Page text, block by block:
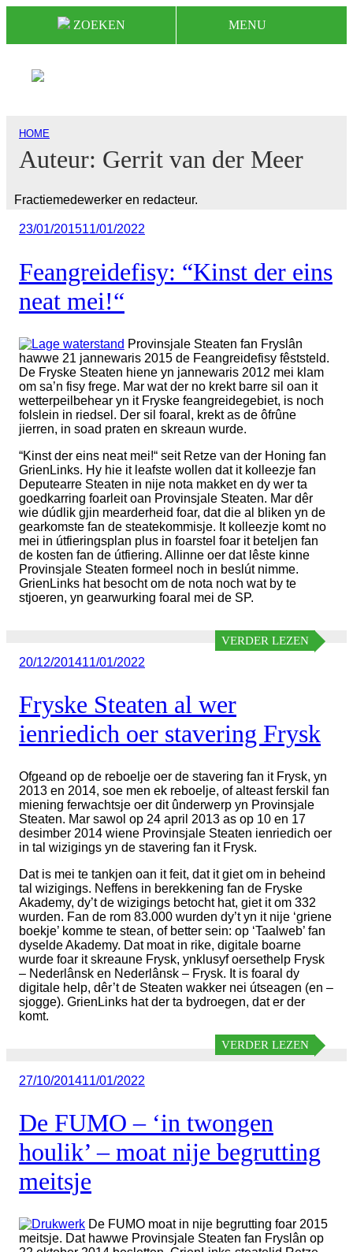
ZOEKEN MENU
HOME
Auteur: Gerrit van der Meer
Fractiemedewerker en redacteur.
Geplaatst
23/01/201511/01/2022
Feangreidefisy: “Kinst der eins
neat mei!“
Provinsjale Steaten fan Fryslân
hawwe 21 jannewaris 2015 de Feangreidefisy fêststeld.
De Fryske Steaten hiene yn jannewaris 2012 mei klam
om sa’n fisy frege. Mar wat der no krekt barre sil oan it
wetterpeilbehear yn it Fryske feangreidegebiet, is noch
folslein in riedsel. Der sil foaral, krekt as de ôfrûne
jierren, in soad praten en skreaun wurde.
“Kinst der eins neat mei!“ seit Retze van der Honing fan
GrienLinks. Hy hie it leafste wollen dat it kolleezje fan
Deputearre Steaten in nije nota makket en dy wer ta
goedkarring foarleit oan Provinsjale Steaten. Mar dêr
wie dúdlik gjin mearderheid foar, dat die al bliken yn de
gearkomste fan de steatekommisje. It kolleezje komt no
mei in útfieringsplan plus in foarstel foar it beteljen fan
de kosten fan de útfiering. Allinne oer dat lêste kinne
Provinsjale Steaten formeel noch in beslút nimme.
GrienLinks hat besocht om de nota noch wat by te
stjoeren, yn gearwurking foaral mei de SP.
VERDER LEZEN
Geplaatst
20/12/201411/01/2022
Fryske Steaten al wer
ienriedich oer stavering Frysk
Ofgeand op de reboelje oer de stavering fan it Frysk, yn
2013 en 2014, soe men ek reboelje, of alteast ferskil fan
miening ferwachtsje oer dit ûnderwerp yn Provinsjale
Steaten. Mar sawol op 24 april 2013 as op 10 en 17
desimber 2014 wiene Provinsjale Steaten ienriedich oer
in tal wizigings yn de stavering fan it Frysk.
Dat is mei te tankjen oan it feit, dat it giet om in beheind
tal wizigings. Neffens in berekkening fan de Fryske
Akademy, dy’t de wizigings betocht hat, giet it om 332
wurden. Fan de rom 83.000 wurden dy’t yn it nije ‘griene
boekje’ komme te stean, of better sein: op ‘Taalweb’ fan
dyselde Akademy. Dat moat in rike, digitale boarne
wurde foar it skreaune Frysk, ynklusyf oersethelp Frysk
– Nederlânsk en Nederlânsk – Frysk. It is foaral dy
digitale help, dêr’t de Steaten wakker nei útseagen (en –
sjogge). GrienLinks hat der ta bydroegen, dat er der
komt.
VERDER LEZEN
Geplaatst
27/10/201411/01/2022
De FUMO – ‘in twongen
houlik’ – moat nije begrutting
meitsje
De FUMO moat in nije begrutting foar 2015
meitsje. Dat hawwe Provinsjale Steaten fan Fryslân op